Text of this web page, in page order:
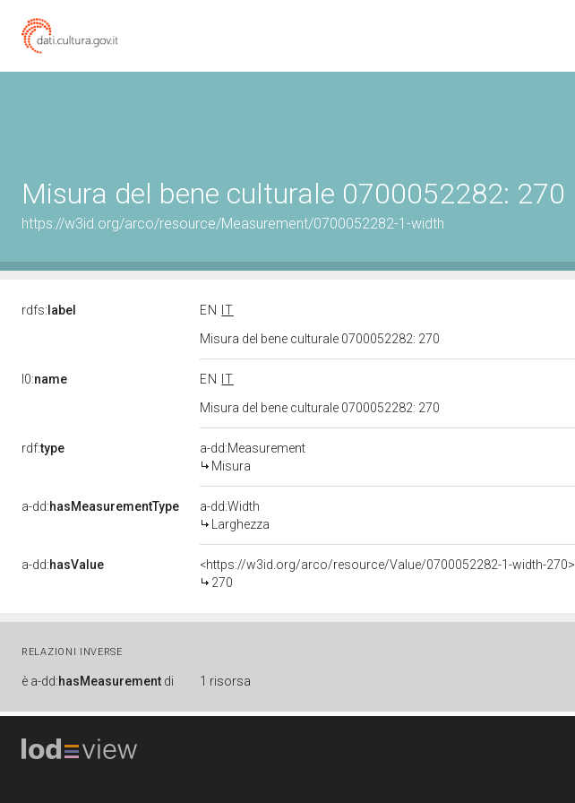
Misura del bene culturale 0700052282: 270
https://w3id.org/arco/resource/Measurement/0700052282-1-width
rdfs: label EN
IT
Misura del bene culturale 0700052282: 270
l0:name EN
IT
Misura del bene culturale 0700052282: 270
rdf:type
a-dd:Measurement
Misura
a-dd:hasMeasurementType
a-dd:Width
Larghezza
a-dd:hasValue
<https://w3id.org/arco/resource/Value/0700052282-1-width-270>
270
RELAZIONI INVERSE
è a-dd:hasMeasurement di 1 risorsa